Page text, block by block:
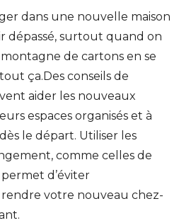
dans une nouvelle maison
dépassé, surtout quand on
de cartons en se
ça.Des conseils de
aider les nouveaux
espaces organisés et à
le départ. Utiliser les
comme celles de
d’éviter
rendre votre nouveau chez-